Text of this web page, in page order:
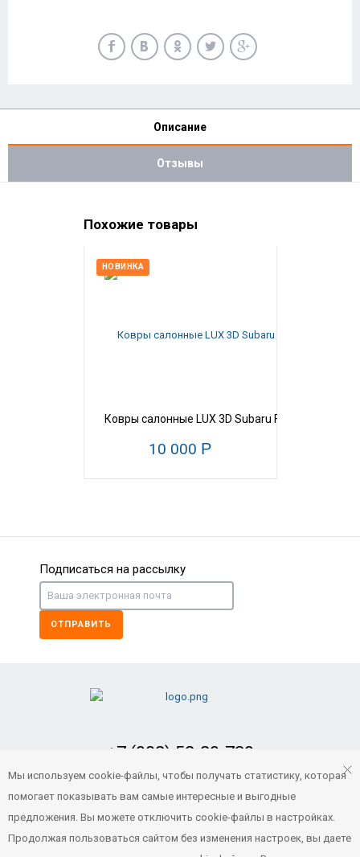
Описание
Отзывы
Похожие товары
НОВИНКА
Ковры салонные LUX 3D Subaru Forester под
10 000 Р
Подписаться на рассылку
ОТПРАВИТЬ
+7 (902) 52-29-739
Заказать обратный звонок
Мы используем cookie-файлы, чтобы получать статистику, которая
помогает показывать вам самые интересные и выгодные
предложения. Вы можете отключить cookie-файлы в настройках.
Продолжая пользоваться сайтом без изменения настроек, вы даете